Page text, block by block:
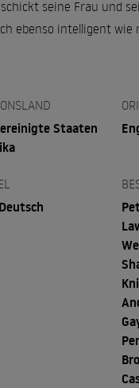
seine Frau und
ebenso intelligent
Staaten